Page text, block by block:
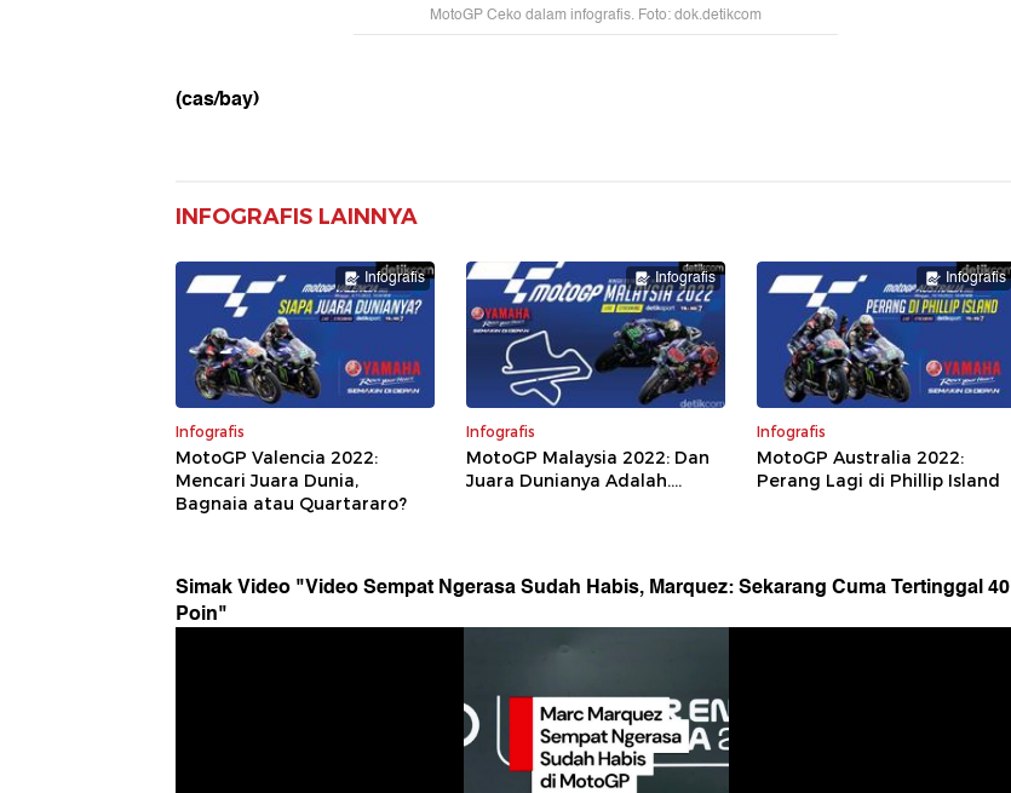
MotoGP Ceko dalam infografis. Foto: dok.detikcom
(cas/bay)
INFOGRAFIS LAINNYA
Infografis
Infografis
MotoGP Valencia 2022:
Mencari Juara Dunia,
Bagnaia atau Quartararo?
Infografis
Infografis
MotoGP Malaysia 2022: Dan
Juara Dunianya Adalah....
Infografis
Infografis
MotoGP Australia 2022:
Perang Lagi di Phillip Island
Simak Video "Video Sempat Ngerasa Sudah Habis, Marquez: Sekarang Cuma Tertinggal 40
Poin"